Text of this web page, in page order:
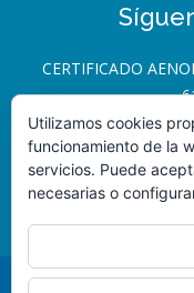
CERTIFICADO
Utilizamos cookies
funcionamiento de la
servicios. Puede
necesarias o